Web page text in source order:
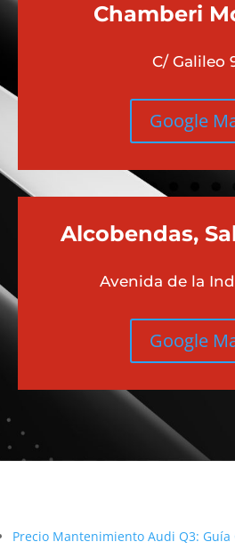
Chamberi
C/ Galileo
Google
Alcobendas,
Avenida de la
Google
Precio Mantenimiento Audi Q3: Guía